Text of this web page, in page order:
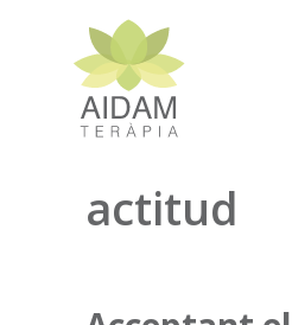
contingut
actitud